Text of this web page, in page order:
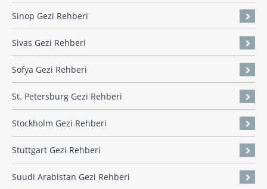
Sinop Gezi Rehberi
Sivas Gezi Rehberi
Sofya Gezi Rehberi
St. Petersburg Gezi Rehberi
Stockholm Gezi Rehberi
Stuttgart Gezi Rehberi
Suudi Arabistan Gezi Rehberi